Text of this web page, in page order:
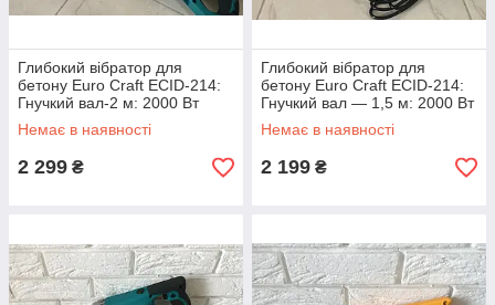
Глибокий вібратор для
бетону Euro Craft ECID-214:
Гнучкий вал-2 м: 2000 Вт
Немає в наявності
2 299 ₴
Глибокий вібратор для
бетону Euro Craft ECID-214:
Гнучкий вал — 1,5 м: 2000 Вт
Немає в наявності
2 199 ₴